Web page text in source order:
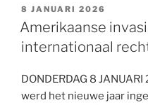
GEPLAATST
OP
8 JANUARI 2026
Amerikaanse
internationaal
DONDERDAG 8
werd het nieuwe jaar